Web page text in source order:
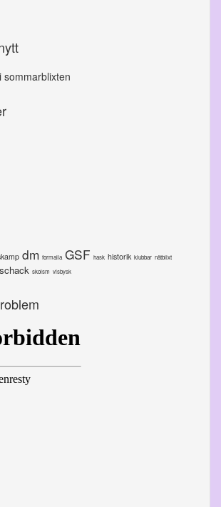
sommarblixten
dm formalia GSF hask historik klubbar nätblixt
skolsm visbysk